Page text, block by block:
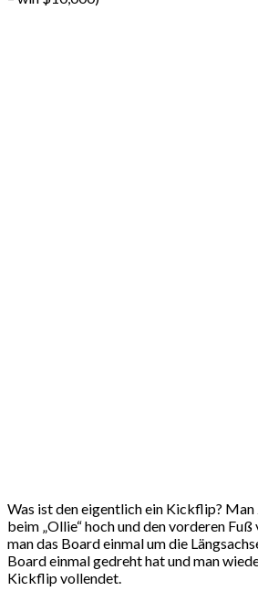
Was ist den eigentlich ein Kickflip?
beim „Ollie“ hoch und den vorderen Fuß
man das Board einmal um die
Board einmal gedreht hat und man
Kickflip vollendet.